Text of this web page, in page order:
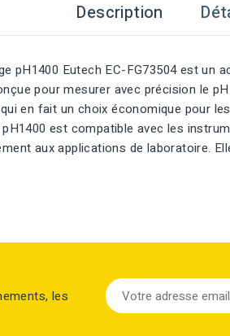
Description
pH1400 Eutech EC-FG73504 est
pour mesurer avec précision le
en fait un choix économique pour
est compatible avec les
aux applications de laboratoire.
les